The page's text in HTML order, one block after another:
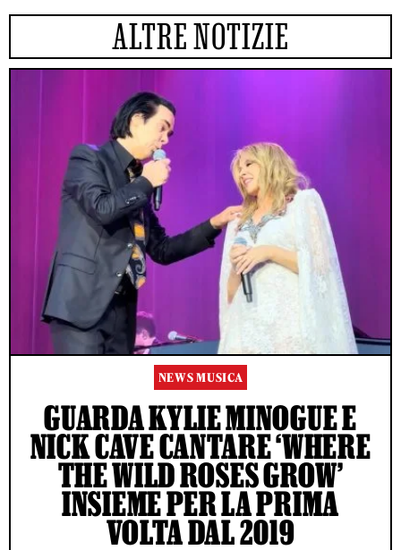
ALTRE NOTIZIE
NEWS MUSICA
GUARDA KYLIE MINOGUE E
NICK CAVE CANTARE ‘WHERE
THE WILD ROSES GROW’
INSIEME PER LA PRIMA
VOLTA DAL 2019